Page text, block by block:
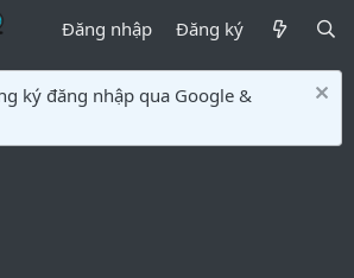
Đăng nhập Đăng ký
ký đăng nhập qua Google &